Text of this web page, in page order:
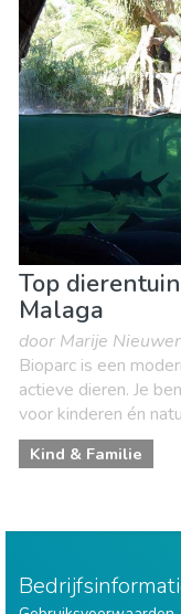
Top
Malaga
door Marije
Bioparc is een
actieve dieren. Je
voor kinderen én
Kind & Familie